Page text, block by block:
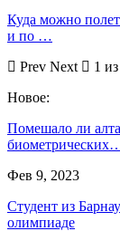
Куда можно
и по …
Prev Next
1
Новое:
Помешало ли
Фев 9, 2023
Студент из
олимпиаде